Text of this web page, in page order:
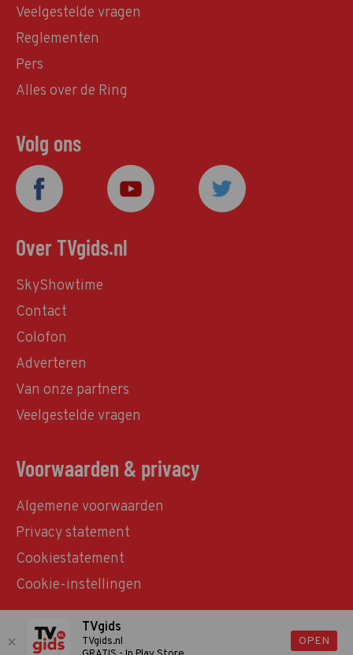
Veelgestelde vragen
Reglementen
Pers
Alles over de Ring
Volg ons
Over TVgids.nl
SkyShowtime
Contact
Colofon
Adverteren
Van onze partners
Veelgestelde vragen
Voorwaarden & privacy
Algemene voorwaarden
Privacy statement
Cookiestatement
Cookie-instellingen
© TVgids.nl 2026 - All rights reserved. No text and
TVgids
TVgids.nl
OPEN